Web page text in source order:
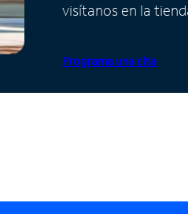
visítanos en la
Programa una cita